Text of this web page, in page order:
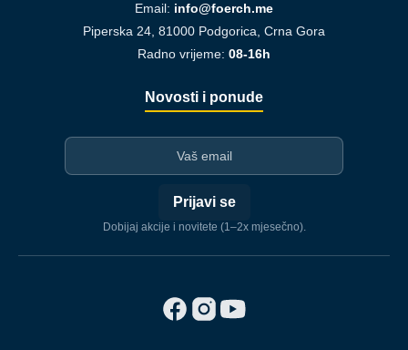
Email: info@foerch.me
Piperska 24, 81000 Podgorica, Crna Gora
Radno vrijeme: 08-16h
Novosti i ponude
Prijavi se
Dobijaj akcije i novitete (1–2x mjesečno).